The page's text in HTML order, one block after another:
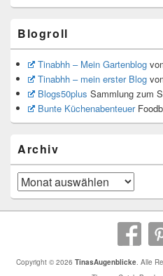
Blogroll
Tinabhh – Mein Gartenblog
Tinabhh – mein erster Blog
Blogs50plus Sammlung zum
Bunte Küchenabenteuer
Archiv
Archiv
Copyright © 2026 TinasAugenblicke. Alle